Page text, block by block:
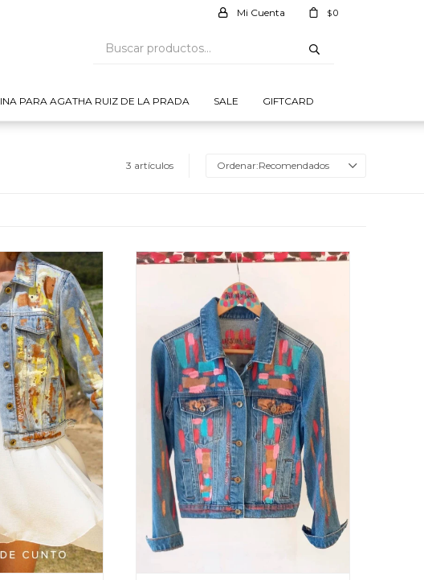
PARA AGATHA RUIZ DE LA PRADA SALE GIFTCARD
$0
3 artículos Recomendados